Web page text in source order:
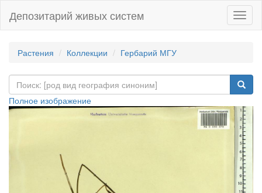
Депозитарий живых систем
Растения Коллекции Гербарий МГУ
Полное изображение